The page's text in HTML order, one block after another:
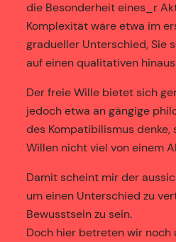
die Besonderheit eines_r
Komplexität wäre etwa im
gradueller Unterschied, Sie
auf einen qualitativen
Der freie Wille bietet sich
jedoch etwa an gängige
des Kompatibilismus
Willen nicht viel von einem
Damit scheint mir der
um einen Unterschied zu
Bewusstsein zu sein.
Doch hier betreten wir noch